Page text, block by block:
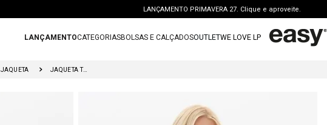
LANÇAMENTO PRIMAVERA 27. Clique e aproveite.
PERSONAL SHOPPER | garanta benefícios exclusivos. CONSULTAR >
FRETE GRÁTIS | a partir de R$ 699. APROVEITAR >
LANÇAMENTOCATEGORIASBOLSAS E CALÇADOSOUTLETWE LOVE LP
JAQUETA JAQUETA TRUCKER BICOLOR
calca jeans